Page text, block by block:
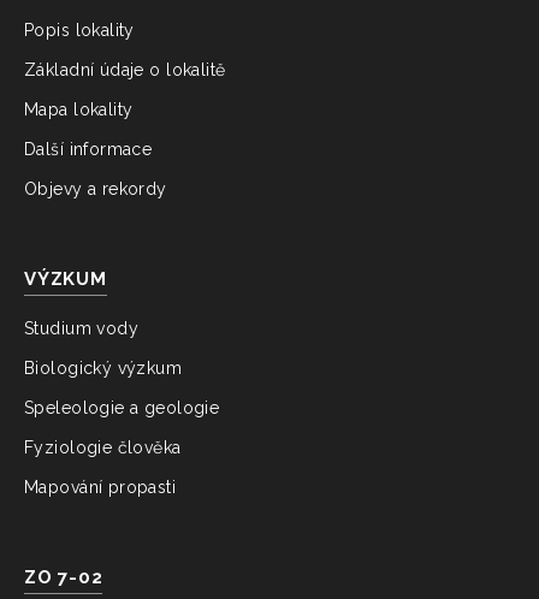
Popis lokality
Základní údaje o lokalitě
Mapa lokality
Další informace
Objevy a rekordy
VÝZKUM
Studium vody
Biologický výzkum
Speleologie a geologie
Fyziologie člověka
Mapování propasti
ZO 7-02